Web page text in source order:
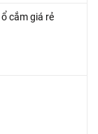
cắm giá rẻ